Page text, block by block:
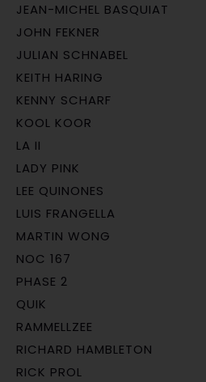
JEAN-MICHEL BASQUIAT
JOHN FEKNER
JULIAN SCHNABEL
KEITH HARING
KENNY SCHARF
KOOL KOOR
LA II
LADY PINK
LEE QUINONES
LUIS FRANGELLA
MARTIN WONG
NOC 167
PHASE 2
QUIK
RAMMELLZEE
RICHARD HAMBLETON
RICK PROL